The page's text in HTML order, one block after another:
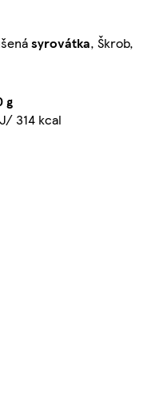
syrovátka, Škrob,
g
314 kcal